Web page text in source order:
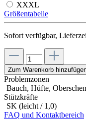
XXXL
Größentabelle
Sofort verfügbar,
Zum Warenkorb
Problemzonen
Bauch, Hüfte,
Stützkräfte
SK (leicht / 1,0)
FAQ und Kontaktbereich